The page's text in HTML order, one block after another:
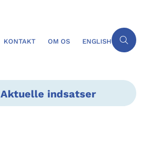
KONTAKT OM OS ENGLISH
Aktuelle indsatser